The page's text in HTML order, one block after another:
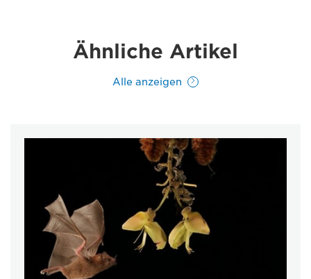
Ähnliche Artikel
Alle anzeigen